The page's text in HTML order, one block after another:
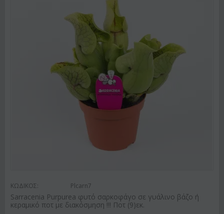
ΚΩΔΙΚΟΣ: Plcarn7
Sarracenia Purpurea φυτό σαρκοφάγο σε γυάλινο βάζο ή
κεραμικό ποτ με διακόσμηση !!! Ποτ (9)εκ.